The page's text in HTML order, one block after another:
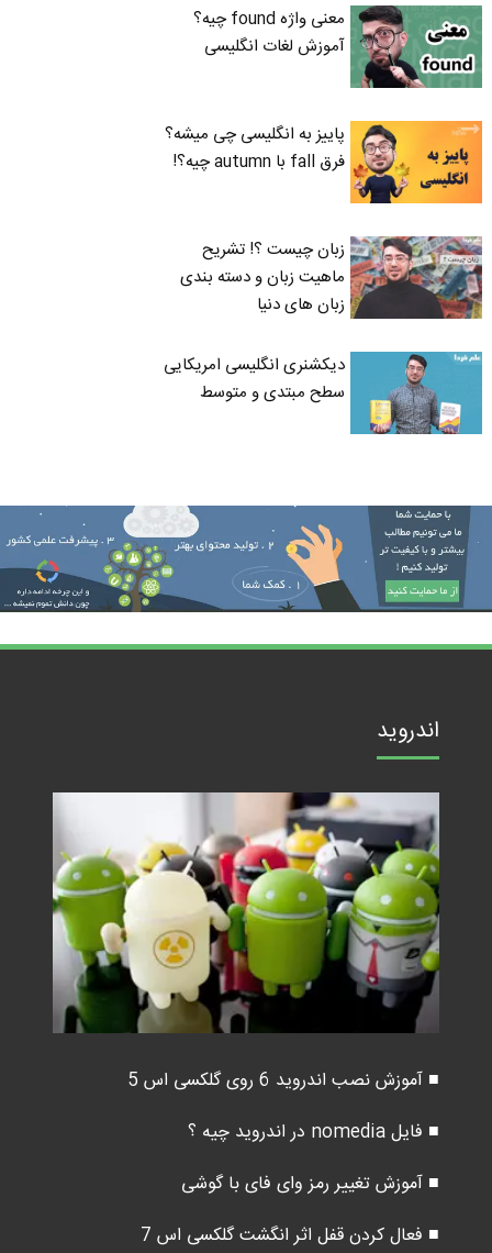
معنی واژه found چیه؟
آموزش لغات انگلیسی
پاییز به انگلیسی چی میشه؟
فرق fall با autumn چیه؟!
زبان چیست ؟! تشریح
ماهیت زبان و دسته بندی
زبان های دنیا
دیکشنری انگلیسی امریکایی
سطح مبتدی و متوسط
اندروید
■ آموزش نصب اندروید 6 روی گلکسی اس 5
■ فایل nomedia در اندروید چیه ؟
■ آموزش تغییر رمز وای فای با گوشی
■ فعال کردن قفل اثر انگشت گلکسی اس 7